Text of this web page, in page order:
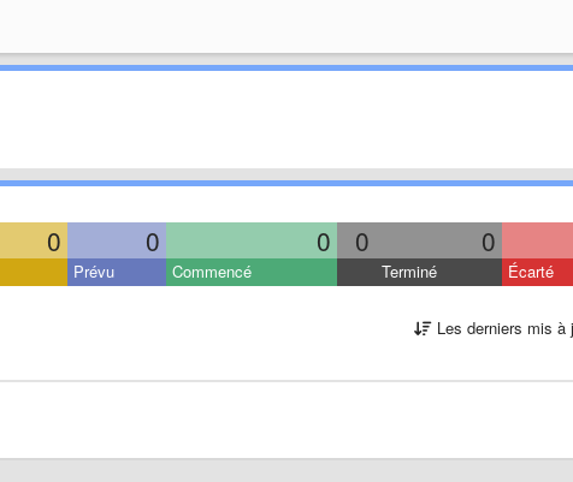
0 0 0 0 0
Prévu Commencé Terminé Écarté
Les derniers mis à